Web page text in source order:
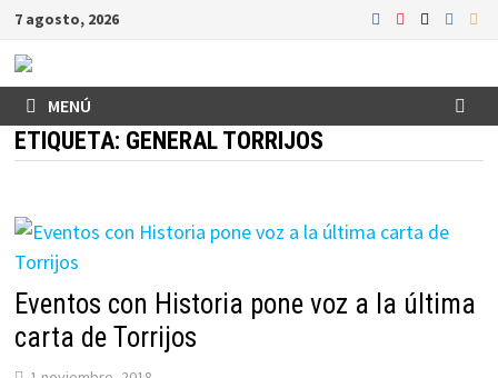
Saltar
contenido
7 agosto, 2026
MENÚ
ETIQUETA: GENERAL TORRIJOS
Eventos con Historia pone voz a la última
carta de Torrijos